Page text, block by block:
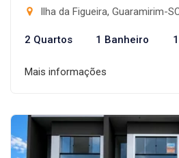
Ilha da Figueira, Guaramirim-
2 Quartos 1 Banheiro
Mais informações